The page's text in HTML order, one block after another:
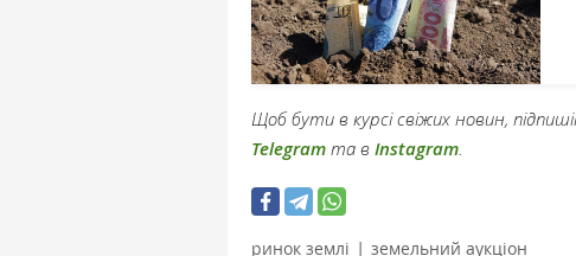
Щоб бути в курсі свіжих новин,
Telegram та в Instagram
ринок землі | земельний аукціон